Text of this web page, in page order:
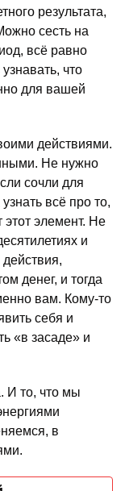
результата,
сесть на
всё равно
что
для вашей
действиями.
Не нужно
сочли для
всё про то,
этот элемент. Не
и
денег, и тогда
вам. Кому-то
себя и
«в засаде» и
И то, что мы
в